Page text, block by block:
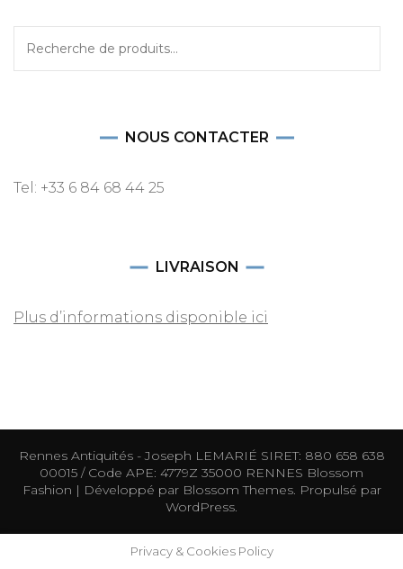
NOUS CONTACTER
Tel: +33 6 84 68 44 25
LIVRAISON
Plus d’informations disponible ici
Rennes Antiquités - Joseph LEMARIÉ SIRET: 880 658 638
00015 / Code APE: 4779Z 35000 RENNES Blossom
Fashion | Développé parBlossom Themes. Propulsé par
WordPress.
Privacy & Cookies Policy